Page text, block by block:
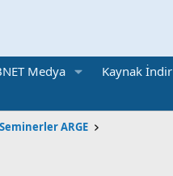
Medya Kaynak İndir
ARGE